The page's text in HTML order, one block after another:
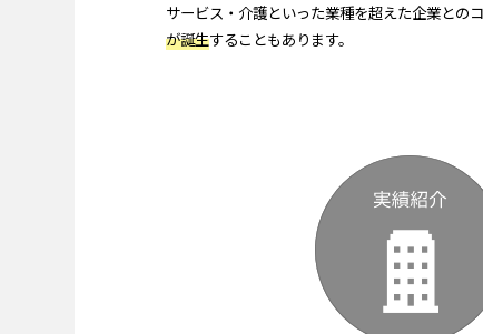
サービス・介護といった業種を超えた企業とのコ
が誕生することもあります。